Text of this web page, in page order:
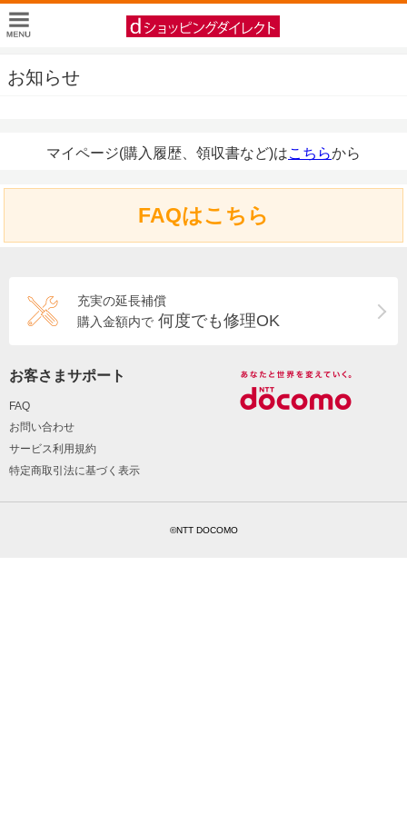
お知らせ
マイページ(購入履歴、領収書など)はこちらから
FAQはこちら
充実の延長補償
購入金額内で 何度でも修理OK
お客さまサポート
FAQ
お問い合わせ
サービス利用規約
特定商取引法に基づく表示
©NTT DOCOMO